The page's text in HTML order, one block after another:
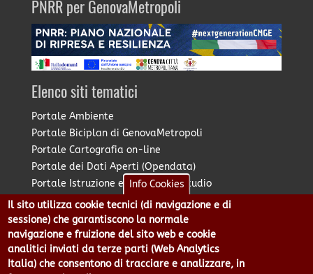
PNRR per GenovaMetropoli
Elenco siti tematici
Portale Ambiente
Portale Biciplan di GenovaMetropoli
Portale Cartografia on-line
Portale dei Dati Aperti (Opendata)
Portale Istruzione e Diritto allo Studio
Portale Marketing Territoriale
Portale Piano Strategico Metropolitano
Portale PUMS di GenovaMetropoli
Portale Stazione Unica Appaltante
Pratico: procedimenti e istanze online
Info Cookies
Il sito utilizza cookie tecnici (di navigazione e di
sessione) che garantiscono la normale
navigazione e fruizione del sito web e cookie
analitici inviati da terze parti (Web Analytics
Italia) che consentono di tracciare e analizzare, in